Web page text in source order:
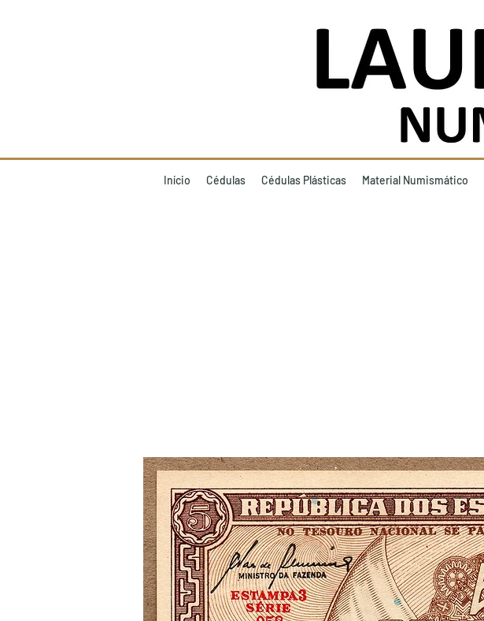
Início Cédulas Cédulas Plásticas Material Numismático